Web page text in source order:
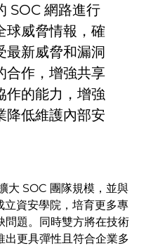
SOC 網路進行
球威脅情報，確
最新威脅和漏洞
合作，增強共享
作的能力，增強
降低維護內部安
SOC 團隊規模，並與
資安學院，培育更多專
問題。同時雙方將在技術
出更具彈性且符合企業多